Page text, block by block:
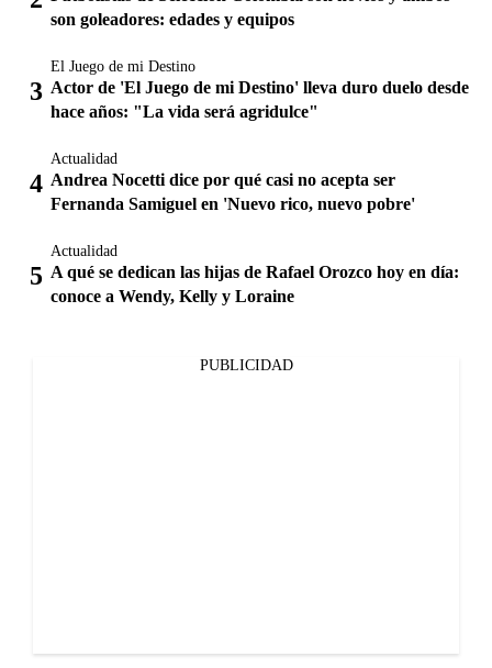
son goleadores: edades y equipos
El Juego de mi Destino
Actor de 'El Juego de mi Destino' lleva duro duelo desde
hace años: "La vida será agridulce"
Actualidad
Andrea Nocetti dice por qué casi no acepta ser
Fernanda Samiguel en 'Nuevo rico, nuevo pobre'
Actualidad
A qué se dedican las hijas de Rafael Orozco hoy en día:
conoce a Wendy, Kelly y Loraine
PUBLICIDAD